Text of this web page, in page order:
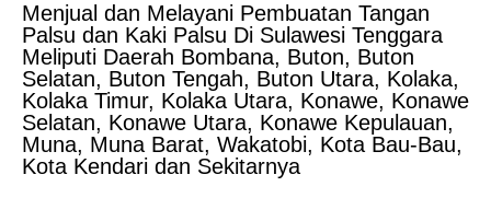
Menjual dan Melayani Pembuatan Tangan
Palsu dan Kaki Palsu Di Sulawesi Tenggara
Meliputi Daerah Bombana, Buton, Buton
Selatan, Buton Tengah, Buton Utara, Kolaka,
Kolaka Timur, Kolaka Utara, Konawe, Konawe
Selatan, Konawe Utara, Konawe Kepulauan,
Muna, Muna Barat, Wakatobi, Kota Bau-Bau,
Kota Kendari dan Sekitarnya